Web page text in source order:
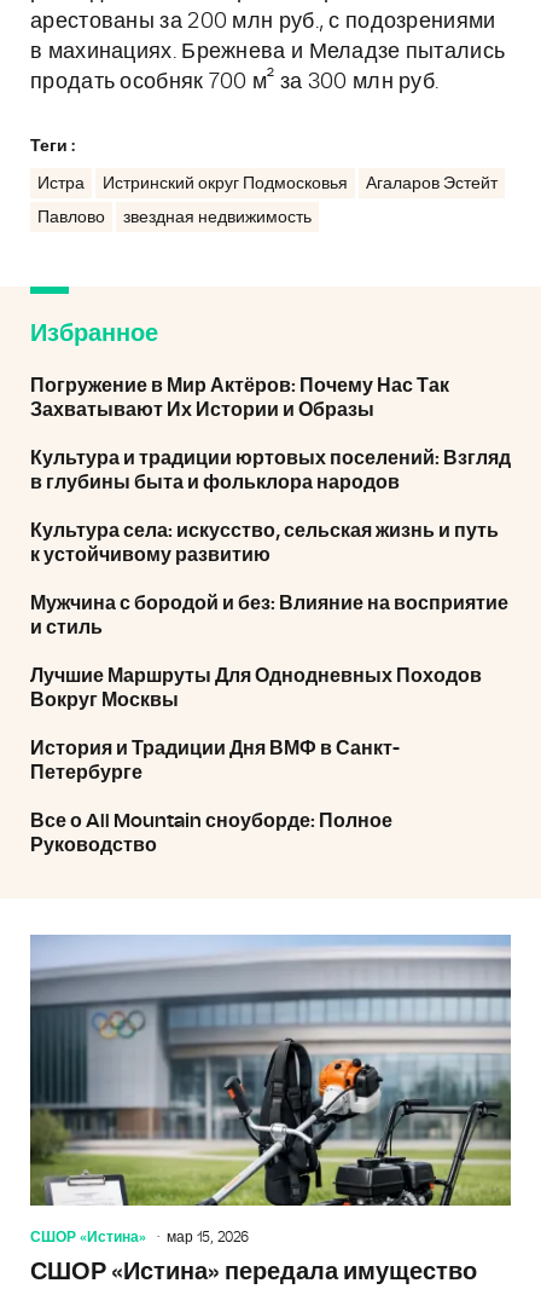
арестованы за 200 млн руб., с подозрениями
в махинациях. Брежнева и Меладзе пытались
продать особняк 700 м² за 300 млн руб.
Теги :
Истра Истринский округ Подмосковья
Агаларов Эстейт
Павлово
звездная недвижимость
Избранное
Погружение в Мир Актёров: Почему Нас Так
Захватывают Их Истории и Образы
Культура и традиции юртовых поселений: Взгляд
в глубины быта и фольклора народов
Культура села: искусство, сельская жизнь и путь
к устойчивому развитию
Мужчина с бородой и без: Влияние на восприятие
и стиль
Лучшие Маршруты Для Однодневных Походов
Вокруг Москвы
История и Традиции Дня ВМФ в Санкт-
Петербурге
Все о All Mountain сноуборде: Полное
Руководство
СШОР «Истина» мар 15, 2026
СШОР «Истина» передала имущество